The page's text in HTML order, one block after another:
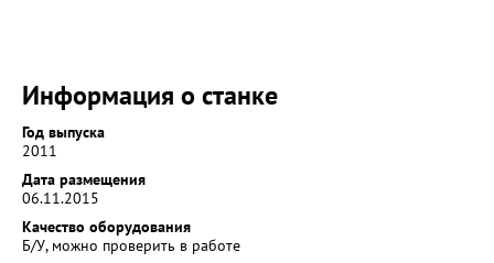
Информация о станке
Год выпуска
2011
Дата размещения
06.11.2015
Качество оборудования
Б/У, можно проверить в работе